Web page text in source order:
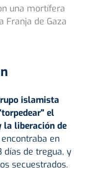
una mortífera
Franja de Gaza
islamista
el
la liberación de
en
días de tregua, y
secuestrados.